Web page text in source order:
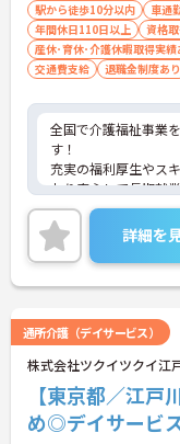
駅から徒歩10分以内 車通
年間休日110日以上
資格
産休･育休･介護休暇取得実績
交通費支給
退職金制度あり
全国で介護福祉事業
す！
充実の福利厚生やス
おり安心して長期就
ご興味ある方には、
細をお話致しますの
詳細を
通所介護（デイサービス）
株式会社ツクイツクイ江
【東京都／江
め◎デイサービ